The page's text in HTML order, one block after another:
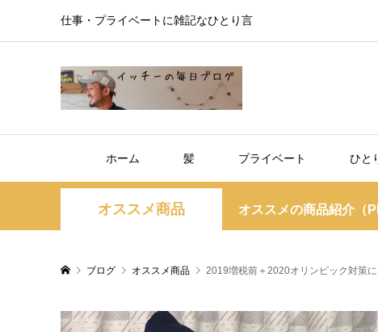
仕事・プライベートに雑記なひとり言
ホーム 髪 プライベート ひと
オススメ商品 オススメの商品紹介（
ブログ オススメ商品 2019増税前＋2020オリンピック対策